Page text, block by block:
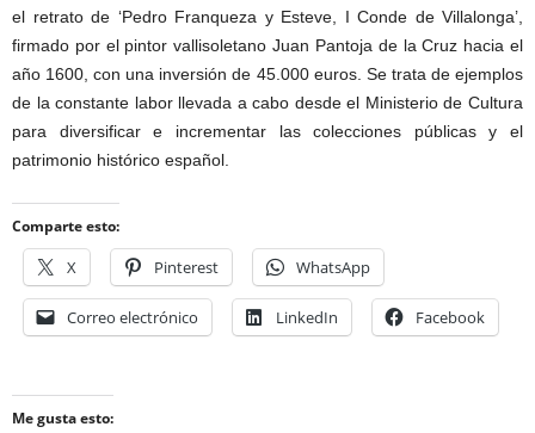
el retrato de ‘Pedro Franqueza y Esteve, I Conde de Villalonga’,
firmado por el pintor vallisoletano Juan Pantoja de la Cruz hacia el
año 1600, con una inversión de 45.000 euros. Se trata de ejemplos
de la constante labor llevada a cabo desde el Ministerio de Cultura
para diversificar e incrementar las colecciones públicas y el
patrimonio histórico español.
Comparte esto:
X Pinterest WhatsApp
Correo electrónico LinkedIn Facebook
Me gusta esto: